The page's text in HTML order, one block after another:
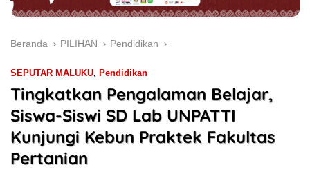
Beranda PILIHAN Pendidikan
SEPUTAR MALUKU, Pendidikan
Tingkatkan Pengalaman Belajar,
Siswa-Siswi SD Lab UNPATTI
Kunjungi Kebun Praktek Fakultas
Pertanian